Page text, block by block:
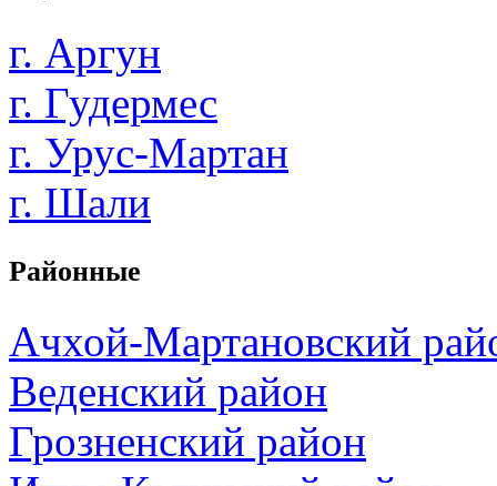
г. Аргун
г. Гудермес
г. Урус-Мартан
г. Шали
Районные
Ачхой-Мартановский
Веденский район
Грозненский район